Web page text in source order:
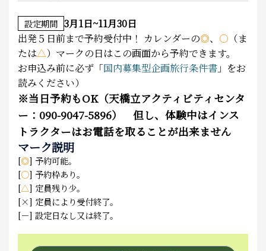
設定期間 3月1日~11月30日
出発５日前まで予約受付中！ カレンダーの◎、 ○ （ま
たは△）マークの日はこの画面から予約できます。
お申込み前に必ず「国内募集型企画旅行条件書 」をお
読みください）
※当日予約もOK（天橋立アクティビティセンタ
ー：090-9047-5896） 但し、体験中はインス
トラクターはお電話を取ることが出来ません
マーク説明
[◎] 予約可能。
[○] 予約枠あり。
[△] 定員残り少。
[×] 定員により受付終了。
[－] 設定日なし又は終了。